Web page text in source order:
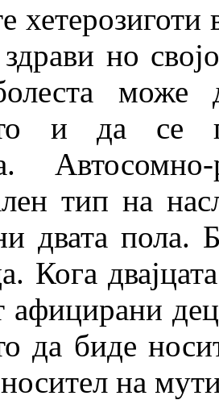
но
може
и да се
тип на
двата пола.
Кога
афицирани
да биде
на